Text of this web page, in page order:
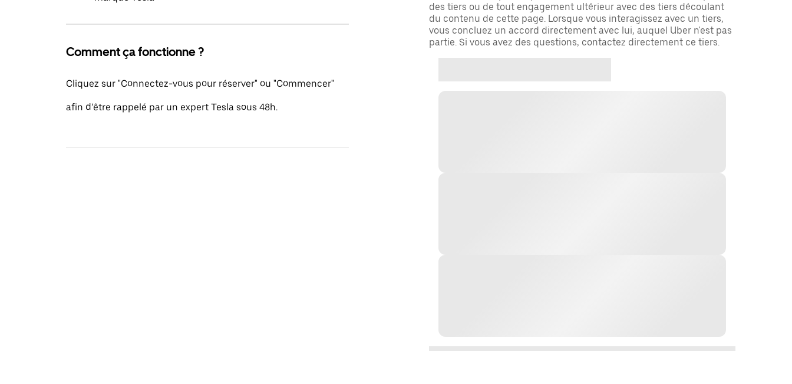
Comment ça fonctionne ?
Cliquez sur "Connectez-vous pour réserver" ou "Commencer"
afin d’être rappelé par un expert Tesla sous 48h.
des tiers ou de tout engagement ultérieur avec des tiers découlant
du contenu de cette page. Lorsque vous interagissez avec un tiers,
vous concluez un accord directement avec lui, auquel Uber n'est pas
partie. Si vous avez des questions, contactez directement ce tiers.